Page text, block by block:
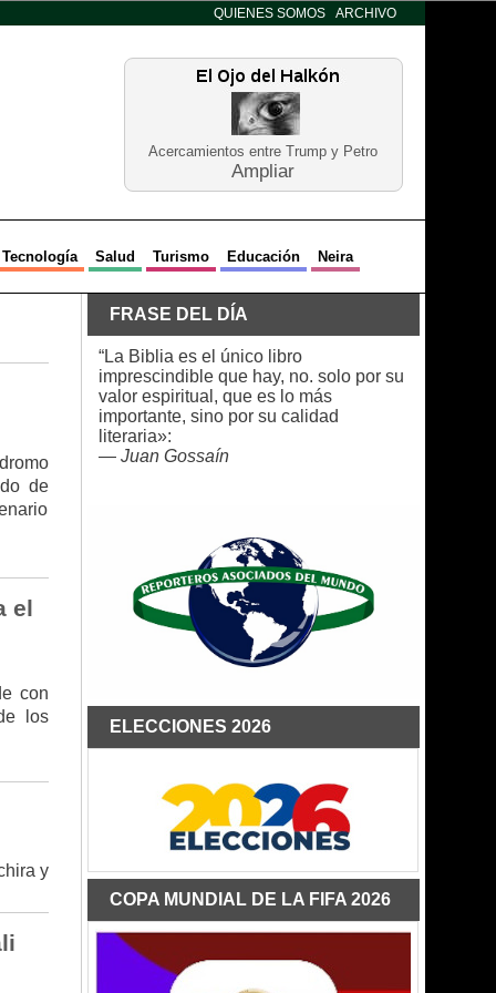
QUIENES SOMOS ARCHIVO
Acercamientos entre Trump y Petro
Ampliar
Tecnología Salud Turismo Educación Neira
de
el
con
los
y
FRASE DEL DÍA
“La Biblia es el único libro
imprescindible que hay, no. solo por su
valor espiritual, que es lo más
importante, sino por su calidad
literaria»:
— Juan Gossaín
ELECCIONES 2026
COPA MUNDIAL DE LA FIFA 2026